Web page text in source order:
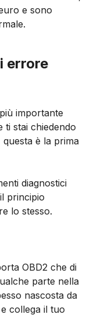
e sono
errore
importante
ti stai chiedendo
è la prima
diagnostici
principio
lo stesso.
OBD2 che di
parte nella
nascosta da
collega il tuo